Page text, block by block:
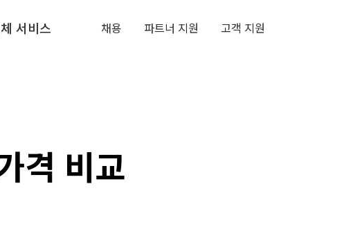
서비스 채용 파트너 지원 고객 지원
격 비교